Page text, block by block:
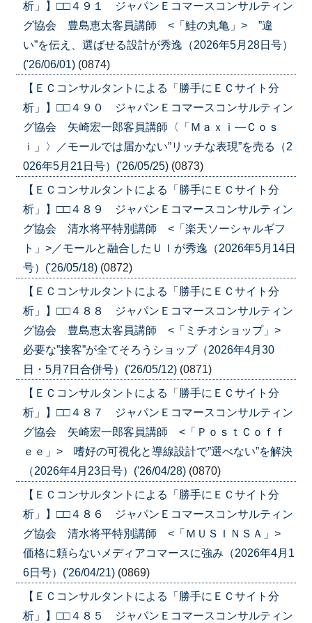
析」】□□４９１ ジャパンＥコマースコンサルティン
グ協会 豊島恵太客員講師 <「鮭の丸亀」> ”違
い”を伝え、選ばせる設計が秀逸（2026年5月28日号）
('26/06/01) (0874)
【ＥＣコンサルタントによる「勝手にＥＣサイト分
析」】□□４９０ ジャパンＥコマースコンサルティン
グ協会 矢崎宏一郎客員講師〈「Ｍａｘｉ―Ｃｏｓ
ｉ」〉／モールでは届かない”リッチな表現”を売る（2
026年5月21日号）('26/05/25) (0873)
【ＥＣコンサルタントによる「勝手にＥＣサイト分
析」】□□４８９ ジャパンＥコマースコンサルティン
グ協会 清水将平特別講師 <「楽天ソーシャルギフ
ト」>／モールと融合したＵＩが秀逸（2026年5月14日
号）('26/05/18) (0872)
【ＥＣコンサルタントによる「勝手にＥＣサイト分
析」】□□４８８ ジャパンＥコマースコンサルティン
グ協会 豊島恵太客員講師 <「ミチオショップ」>
必要な”接客”が全てそろうショップ（2026年4月30
日・5月7日合併号）('26/05/12) (0871)
【ＥＣコンサルタントによる「勝手にＥＣサイト分
析」】□□４８７ ジャパンＥコマースコンサルティン
グ協会 矢崎宏一郎客員講師 <「ＰｏｓｔＣｏｆｆ
ｅｅ」> 嗜好の可視化と導線設計で”選べない”を解決
（2026年4月23日号）('26/04/28) (0870)
【ＥＣコンサルタントによる「勝手にＥＣサイト分
析」】□□４８６ ジャパンＥコマースコンサルティン
グ協会 清水将平特別講師 <「ＭＵＳＩＮＳＡ」>
価格に頼らないメディアコマースに強み（2026年4月1
6日号）('26/04/21) (0869)
【ＥＣコンサルタントによる「勝手にＥＣサイト分
析」】□□４８５ ジャパンＥコマースコンサルティン